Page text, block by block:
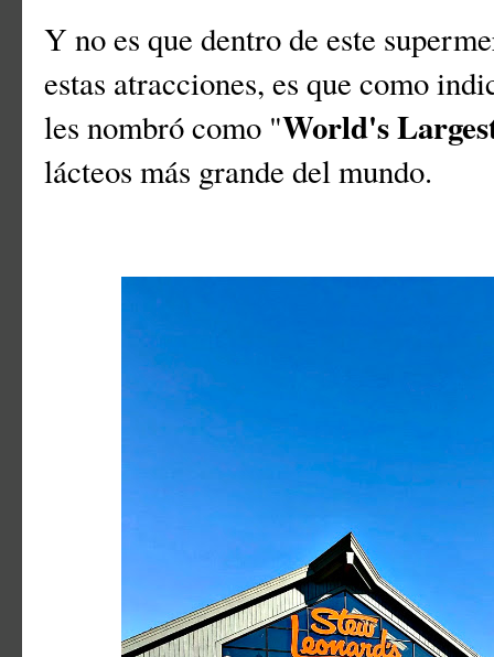
Y no es que dentro de este
estas atracciones, es que como
les nombró como "World's
lácteos más grande del mundo.